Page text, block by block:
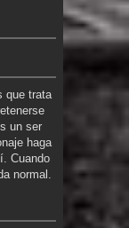
que trata
un ser
haga
Cuando
normal.